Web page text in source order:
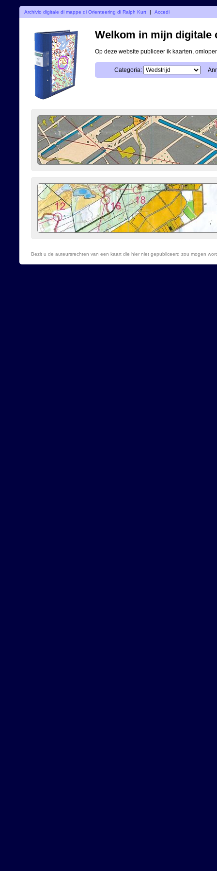
Archivio digitale di mappe di Orienteering di Ralph Kurt | Accedi
Welkom in mijn digitale
Op deze website publiceer ik kaarten,
Categoria:
Bezit u de auteursrechten van een kaart die hier niet gepubliceerd zou mogen